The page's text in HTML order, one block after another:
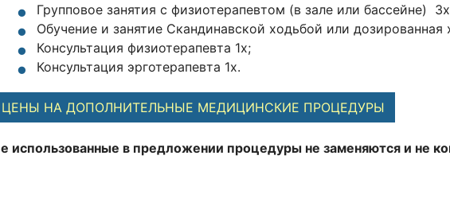
Групповое занятия с физиотерапевтом (в зале или бассейне)
Обучение и занятие Скандинавской ходьбой или
Консультация физиотерапевта 1x;
Консультация эрготерапевта 1x.
ЦЕНЫ НА ДОПОЛНИТЕЛЬНЫЕ МЕДИЦИНСКИЕ ПРОЦЕДУРЫ
использованные в предложении процедуры не заменяются и не